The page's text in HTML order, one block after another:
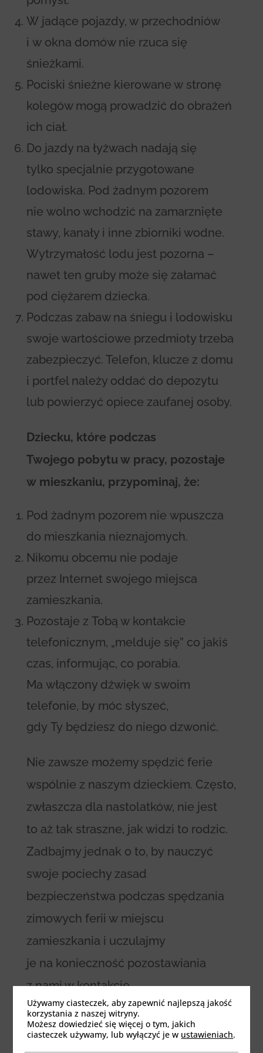
W jadące pojazdy, w przechodniów
i w okna domów nie rzuca się
śnieżkami.
Pociski śnieżne kierowane w stronę
kolegów mogą prowadzić do obrażeń
ich ciał.
Do jazdy na łyżwach nadają się
tylko specjalnie przygotowane
lodowiska. Pod żadnym pozorem
nie wolno wchodzić na zamarznięte
stawy, kanały i inne zbiorniki wodne.
Wytrzymałość lodu jest pozorna –
nawet ten gruby może się załamać
pod ciężarem dziecka.
Podczas zabaw na śniegu i lodowisku
swoje wartościowe przedmioty trzeba
zabezpieczyć. Telefon, klucze z domu
i portfel należy oddać do depozytu
lub powierzyć opiece zaufanej osoby.
Dziecku, które podczas
Twojego pobytu w pracy, pozostaje
w mieszkaniu, przypominaj, że:
Pod żadnym pozorem nie wpuszcza
do mieszkania nieznajomych.
Nikomu obcemu nie podaje
przez Internet swojego miejsca
zamieszkania.
Pozostaje z Tobą w kontakcie
telefonicznym, „melduje się” co jakiś
czas, informując, co porabia.
Ma włączony dźwięk w swoim
telefonie, by móc słyszeć,
gdy Ty będziesz do niego dzwonić.
Nie zawsze możemy spędzić ferie
wspólnie z naszym dzieckiem. Często,
zwłaszcza dla nastolatków, nie jest
to aż tak straszne, jak widzi to rodzic.
Zadbajmy jednak o to, by nauczyć
swoje pociechy zasad
bezpieczeństwa podczas spędzania
zimowych ferii w miejscu
zamieszkania i uczulajmy
je na konieczność pozostawiania
z nami w kontakcie.
AKTYWNOŚĆ BEZPIECZEŃSTWO RODZINA
Używamy ciasteczek, aby zapewnić najlepszą jakość
korzystania z naszej witryny.
Możesz dowiedzieć się więcej o tym, jakich
ciasteczek używamy, lub wyłączyć je w ustawieniach.